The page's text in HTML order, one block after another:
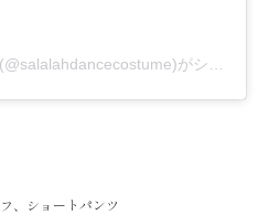
、ショートパンツ